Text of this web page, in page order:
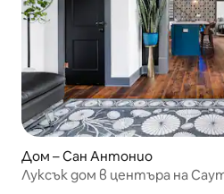
Дом – Сан Антонио
Луксък дом в центъра на